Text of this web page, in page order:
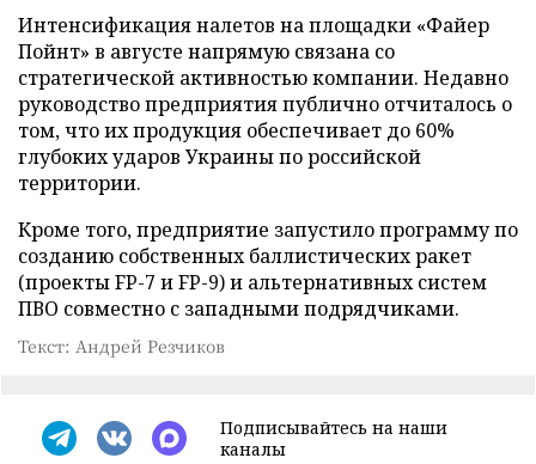
Интенсификация налетов на площадки «Файер
Пойнт» в августе напрямую связана со
стратегической активностью компании. Недавно
руководство предприятия публично отчиталось о
том, что их продукция обеспечивает до 60%
глубоких ударов Украины по российской
территории.
Кроме того, предприятие запустило программу по
созданию собственных баллистических ракет
(проекты FP-7 и FP-9) и альтернативных систем
ПВО совместно с западными подрядчиками.
Текст: Андрей Резчиков
Подписывайтесь на наши
каналы